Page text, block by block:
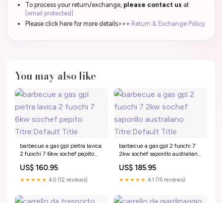
To process your return/exchange, please contact us at
[email protected]
Please click here for more details>>> Return & Exchange Policy
You may also like
barbecue a gas gpl pietra lavica
2 fuochi 7 6kw sochef pepito
US$ 160.95
★★★★★ 4.0 (12 reviews)
barbecue a gas gpl 2 fuochi 7
2kw sochef saporillo australiano
US$ 185.95
★★★★★ 4.1 (15 reviews)